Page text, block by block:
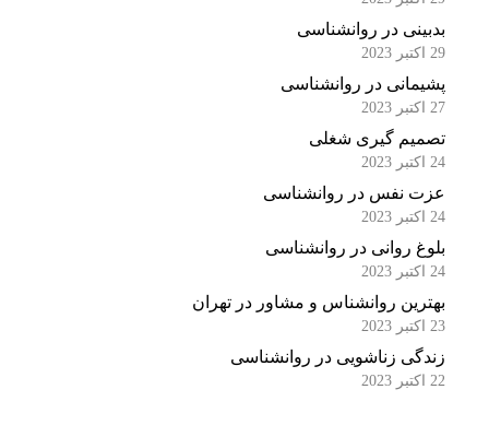
بدبینی در روانشناسی
پشیمانی در روانشناسی
تصمیم گیری شغلی
عزت نفس در روانشناسی
بلوغ روانی در روانشناسی
بهترین روانشناس و مشاور در تهران
زندگی زناشویی در روانشناسی